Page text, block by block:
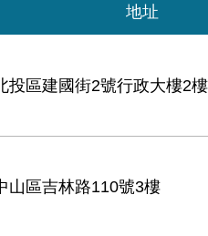
地址
投區建國街2號行政大樓2樓
山區吉林路110號3樓